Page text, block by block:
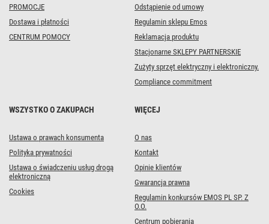
PROMOCJE
Dostawa i płatności
CENTRUM POMOCY
Odstąpienie od umowy
Regulamin sklepu Emos
Reklamacja produktu
Stacjonarne SKLEPY PARTNERSKIE
Zużyty sprzęt elektryczny i elektroniczny.
Compliance commitment
WSZYSTKO O ZAKUPACH
Ustawa o prawach konsumenta
Polityka prywatności
Ustawa o świadczeniu usług drogą
elektroniczną
Cookies
WIĘCEJ
O nas
Kontakt
Opinie klientów
Gwarancja prawna
Regulamin konkursów EMOS PL SP. Z
O.O.
Centrum pobierania